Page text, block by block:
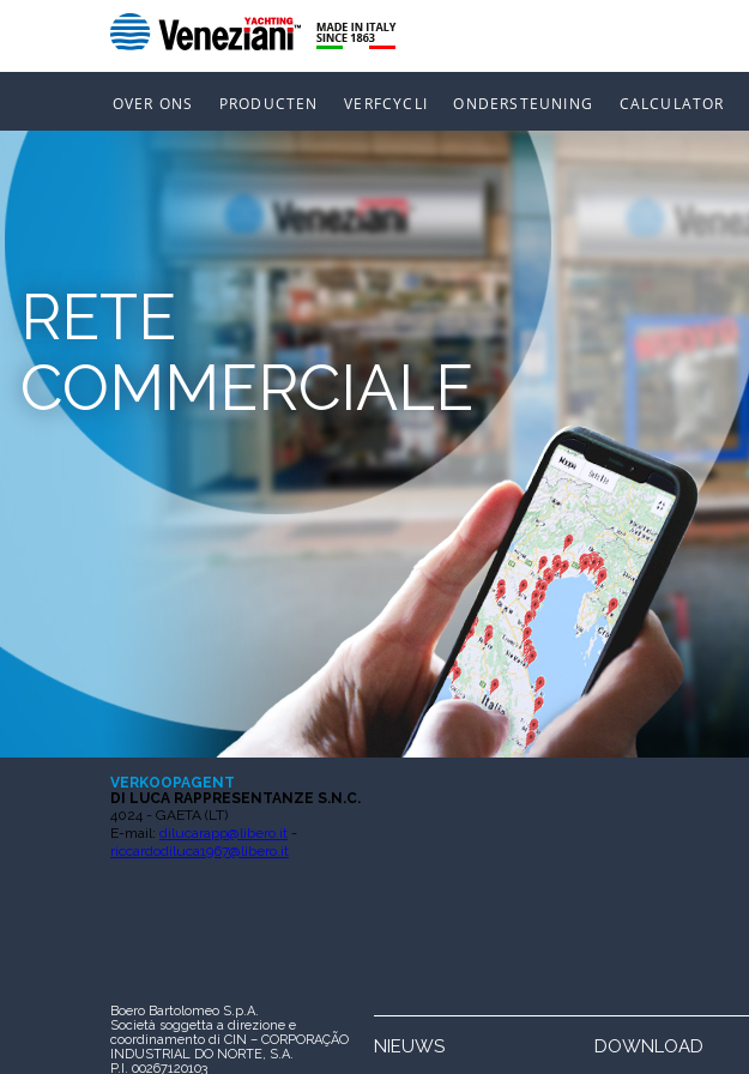
OVER ONS PRODUCTEN VERFCYCLI ONDERSTEUNING CALCULATOR
RETE
COMMERCIALE
VERKOOPAGENT
DI LUCA RAPPRESENTANZE S.N.C.
4024 - GAETA (LT)
E-mail: dilucarapp@libero.it -
riccardodiluca1967@libero.it
Boero Bartolomeo S.p.A.
Società soggetta a direzione e
coordinamento di CIN – CORPORAÇÃO
INDUSTRIAL DO NORTE, S.A.
P.I. 00267120103
NIEUWS DOWNLOAD